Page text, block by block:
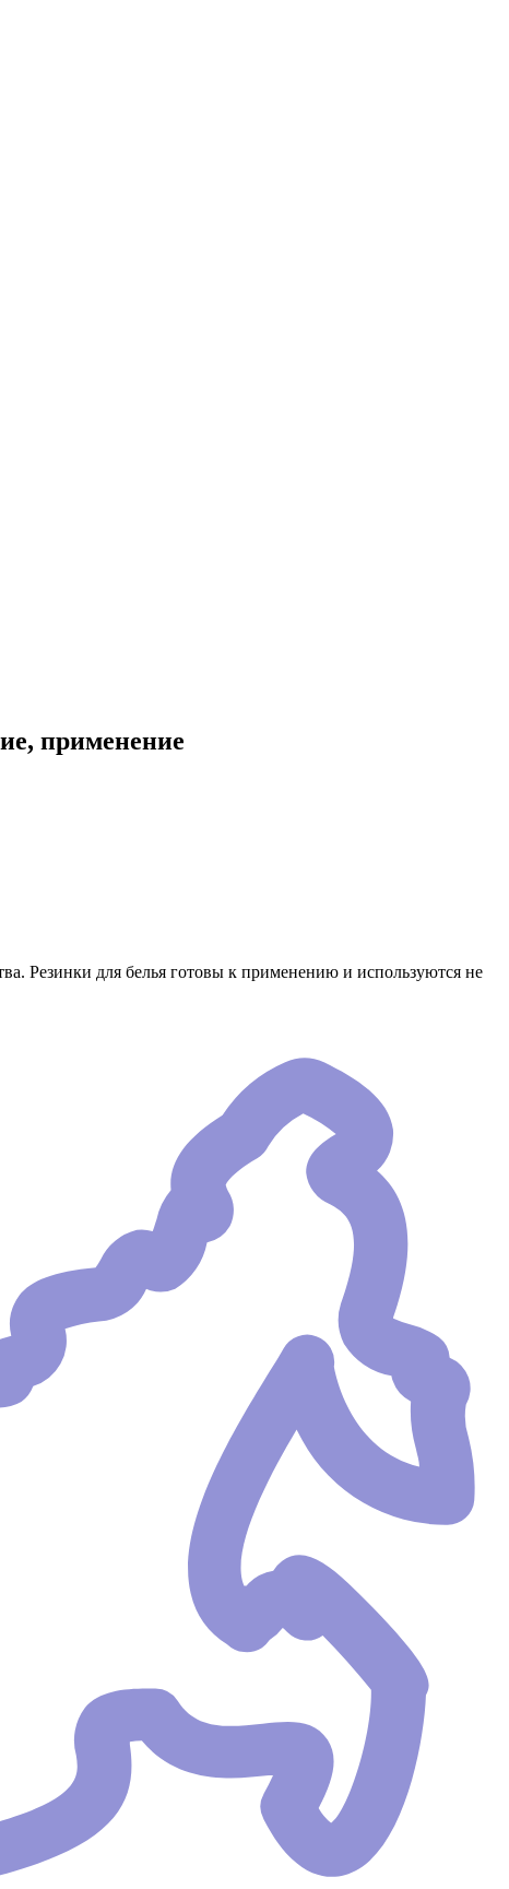
применение
Резинки для белья готовы к применению и используются не